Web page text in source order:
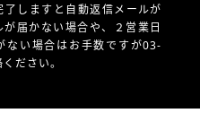
しますと自動返信メールが
届かない場合や、
２営業日
ない場合はお手数ですが03-
ださい。